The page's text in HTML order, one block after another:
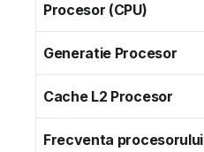
Procesor (CPU)
Generatie Procesor
Cache L2 Procesor
Frecventa procesorului